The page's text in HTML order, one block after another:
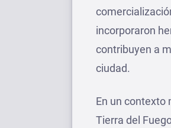
incorporaron
contribuyen a
ciudad.
En un contexto
Tierra del